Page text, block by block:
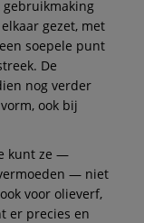
gezet, met
soepele punt
De
nog verder
ook bij
kunt ze —
— niet
voor olieverf,
er precies en